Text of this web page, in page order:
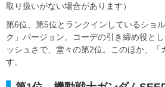
取り扱いがない場合があります）
第6位、第5位とランクインしているショ
ク」バージョン。コーデの引き締め役と
ッシュさで、堂々の第2位。このほか、
す。